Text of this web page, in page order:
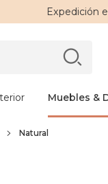
Expedición
Muebles &
Natural